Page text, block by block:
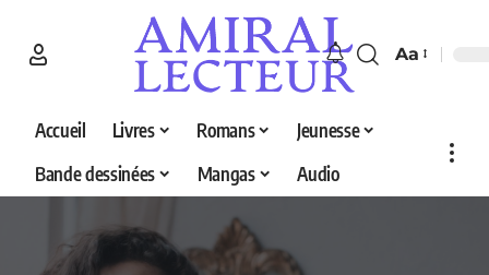
Aa
Accueil Livres Romans
Jeunesse
Bande dessinées
Mangas Audio